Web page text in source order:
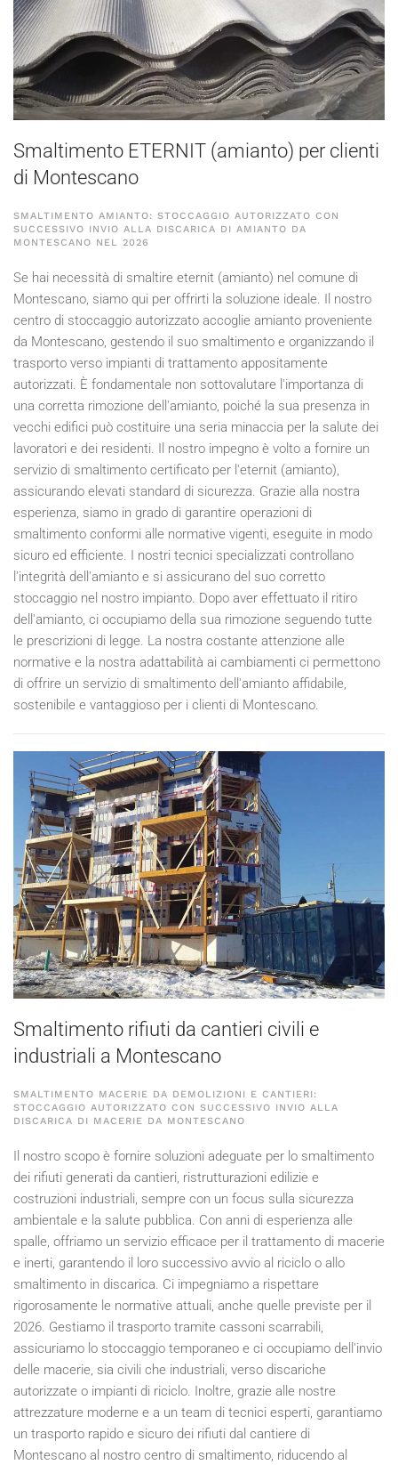
Smaltimento ETERNIT (amianto) per clienti
di Montescano
SMALTIMENTO AMIANTO: STOCCAGGIO AUTORIZZATO CON
SUCCESSIVO INVIO ALLA DISCARICA DI AMIANTO DA
MONTESCANO NEL 2026
Se hai necessità di smaltire eternit (amianto) nel comune di
Montescano, siamo qui per offrirti la soluzione ideale. Il nostro
centro di stoccaggio autorizzato accoglie amianto proveniente
da Montescano, gestendo il suo smaltimento e organizzando il
trasporto verso impianti di trattamento appositamente
autorizzati. È fondamentale non sottovalutare l'importanza di
una corretta rimozione dell'amianto, poiché la sua presenza in
vecchi edifici può costituire una seria minaccia per la salute dei
lavoratori e dei residenti. Il nostro impegno è volto a fornire un
servizio di smaltimento certificato per l'eternit (amianto),
assicurando elevati standard di sicurezza. Grazie alla nostra
esperienza, siamo in grado di garantire operazioni di
smaltimento conformi alle normative vigenti, eseguite in modo
sicuro ed efficiente. I nostri tecnici specializzati controllano
l'integrità dell'amianto e si assicurano del suo corretto
stoccaggio nel nostro impianto. Dopo aver effettuato il ritiro
dell'amianto, ci occupiamo della sua rimozione seguendo tutte
le prescrizioni di legge. La nostra costante attenzione alle
normative e la nostra adattabilità ai cambiamenti ci permettono
di offrire un servizio di smaltimento dell'amianto affidabile,
sostenibile e vantaggioso per i clienti di Montescano.
Smaltimento rifiuti da cantieri civili e
industriali a Montescano
SMALTIMENTO MACERIE DA DEMOLIZIONI E CANTIERI:
STOCCAGGIO AUTORIZZATO CON SUCCESSIVO INVIO ALLA
DISCARICA DI MACERIE DA MONTESCANO
Il nostro scopo è fornire soluzioni adeguate per lo smaltimento
dei rifiuti generati da cantieri, ristrutturazioni edilizie e
costruzioni industriali, sempre con un focus sulla sicurezza
ambientale e la salute pubblica. Con anni di esperienza alle
spalle, offriamo un servizio efficace per il trattamento di macerie
e inerti, garantendo il loro successivo avvio al riciclo o allo
smaltimento in discarica. Ci impegniamo a rispettare
rigorosamente le normative attuali, anche quelle previste per il
2026. Gestiamo il trasporto tramite cassoni scarrabili,
assicuriamo lo stoccaggio temporaneo e ci occupiamo dell'invio
delle macerie, sia civili che industriali, verso discariche
autorizzate o impianti di riciclo. Inoltre, grazie alle nostre
attrezzature moderne e a un team di tecnici esperti, garantiamo
un trasporto rapido e sicuro dei rifiuti dal cantiere di
Montescano al nostro centro di smaltimento, riducendo al